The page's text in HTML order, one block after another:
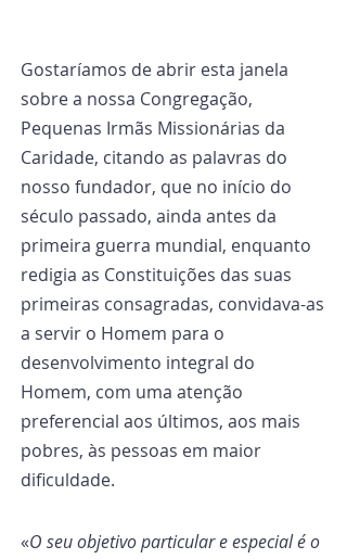
Gostaríamos de abrir esta janela
sobre a nossa Congregação,
Pequenas Irmãs Missionárias da
Caridade, citando as palavras do
nosso fundador, que no início do
século passado, ainda antes da
primeira guerra mundial, enquanto
redigia as Constituições das suas
primeiras consagradas, convidava-as
a servir o Homem para o
desenvolvimento integral do
Homem, com uma atenção
preferencial aos últimos, aos mais
pobres, às pessoas em maior
dificuldade.
«O seu objetivo particular e especial é o